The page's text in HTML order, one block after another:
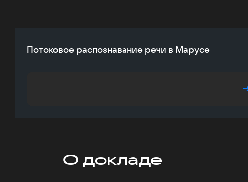
Потоковое распознавание речи в Марусе
О докладе